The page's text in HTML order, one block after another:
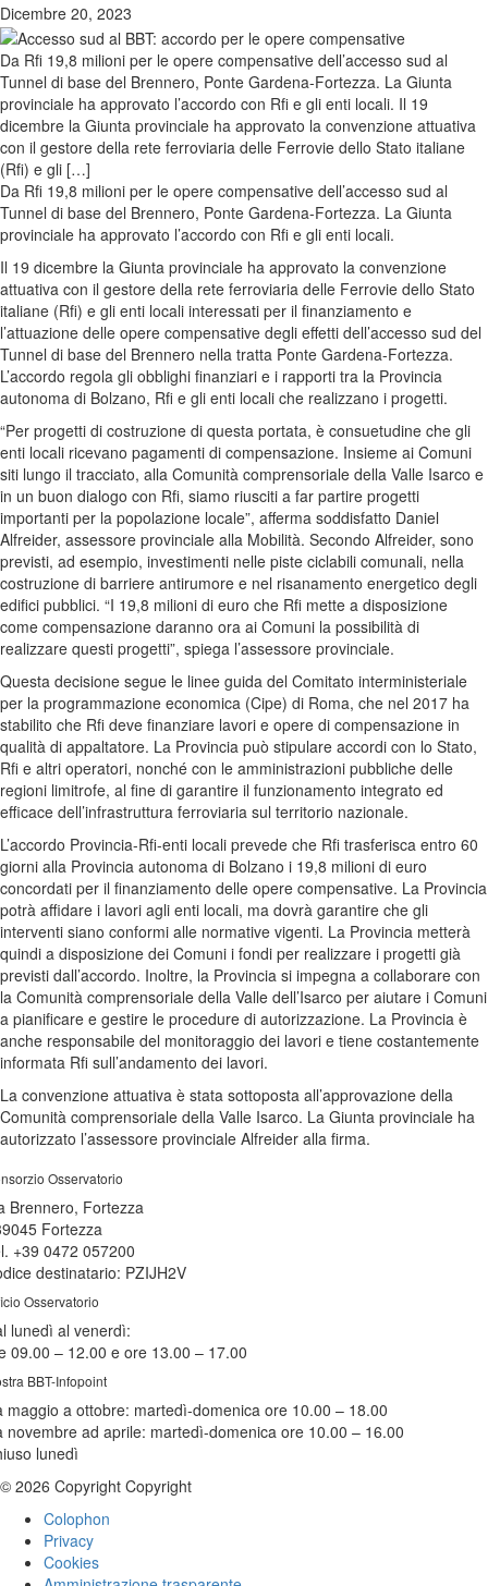
Dicembre 20, 2023
Da Rfi 19,8 milioni per le opere compensative dell’accesso sud al
Tunnel di base del Brennero, Ponte Gardena-Fortezza. La Giunta
provinciale ha approvato l’accordo con Rfi e gli enti locali. Il 19
dicembre la Giunta provinciale ha approvato la convenzione attuativa
con il gestore della rete ferroviaria delle Ferrovie dello Stato italiane
(Rfi) e gli […]
Da Rfi 19,8 milioni per le opere compensative dell’accesso sud al
Tunnel di base del Brennero, Ponte Gardena-Fortezza. La Giunta
provinciale ha approvato l’accordo con Rfi e gli enti locali.
Il 19 dicembre la Giunta provinciale ha approvato la convenzione
attuativa con il gestore della rete ferroviaria delle Ferrovie dello Stato
italiane (Rfi) e gli enti locali interessati per il finanziamento e
l’attuazione delle opere compensative degli effetti dell’accesso sud del
Tunnel di base del Brennero nella tratta Ponte Gardena-Fortezza.
L’accordo regola gli obblighi finanziari e i rapporti tra la Provincia
autonoma di Bolzano, Rfi e gli enti locali che realizzano i progetti.
“Per progetti di costruzione di questa portata, è consuetudine che gli
enti locali ricevano pagamenti di compensazione. Insieme ai Comuni
siti lungo il tracciato, alla Comunità comprensoriale della Valle Isarco e
in un buon dialogo con Rfi, siamo riusciti a far partire progetti
importanti per la popolazione locale”, afferma soddisfatto Daniel
Alfreider, assessore provinciale alla Mobilità. Secondo Alfreider, sono
previsti, ad esempio, investimenti nelle piste ciclabili comunali, nella
costruzione di barriere antirumore e nel risanamento energetico degli
edifici pubblici. “I 19,8 milioni di euro che Rfi mette a disposizione
come compensazione daranno ora ai Comuni la possibilità di
realizzare questi progetti”, spiega l’assessore provinciale.
Questa decisione segue le linee guida del Comitato interministeriale
per la programmazione economica (Cipe) di Roma, che nel 2017 ha
stabilito che Rfi deve finanziare lavori e opere di compensazione in
qualità di appaltatore. La Provincia può stipulare accordi con lo Stato,
Rfi e altri operatori, nonché con le amministrazioni pubbliche delle
regioni limitrofe, al fine di garantire il funzionamento integrato ed
efficace dell’infrastruttura ferroviaria sul territorio nazionale.
L’accordo Provincia-Rfi-enti locali prevede che Rfi trasferisca entro 60
giorni alla Provincia autonoma di Bolzano i 19,8 milioni di euro
concordati per il finanziamento delle opere compensative. La Provincia
potrà affidare i lavori agli enti locali, ma dovrà garantire che gli
interventi siano conformi alle normative vigenti. La Provincia metterà
quindi a disposizione dei Comuni i fondi per realizzare i progetti già
previsti dall’accordo. Inoltre, la Provincia si impegna a collaborare con
la Comunità comprensoriale della Valle dell’Isarco per aiutare i Comuni
a pianificare e gestire le procedure di autorizzazione. La Provincia è
anche responsabile del monitoraggio dei lavori e tiene costantemente
informata Rfi sull’andamento dei lavori.
La convenzione attuativa è stata sottoposta all’approvazione della
Comunità comprensoriale della Valle Isarco. La Giunta provinciale ha
autorizzato l’assessore provinciale Alfreider alla firma.
Osservatorio
Brennero, Fortezza
Fortezza
+39 0472 057200
destinatario: PZIJH2V
Osservatorio
lunedì al venerdì:
09.00 – 12.00 e ore 13.00 – 17.00
BBT-Infopoint
maggio a ottobre: martedì-domenica ore 10.00 – 18.00
novembre ad aprile: martedì-domenica ore 10.00 – 16.00
lunedì
© 2026 Copyright Copyright
Colophon
Privacy
Cookies